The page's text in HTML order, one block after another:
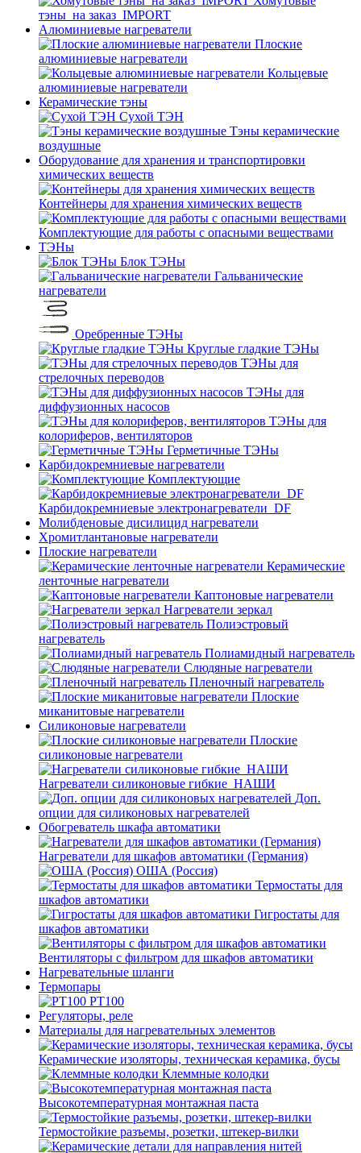
тэны_на заказ_IMPORT
Алюминиевые нагреватели
Плоские
алюминиевые нагреватели
Кольцевые
алюминиевые нагреватели
Керамические тэны
Сухой ТЭН
Тэны керамические
воздушные
Оборудование для хранения и транспортировки
химических веществ
Контейнеры для хранения химических веществ
Комплектующие для работы с опасными веществами
ТЭНы
Блок ТЭНы
Гальванические
нагреватели
Оребренные ТЭНы
Круглые гладкие ТЭНы
ТЭНы для
стрелочных переводов
ТЭНы для
диффузионных насосов
ТЭНы для
колориферов, вентиляторов
Герметичные ТЭНы
Карбидокремниевые нагреватели
Комплектующие
Карбидокремниевые электронагреватели_DF
Молибденовые дисилицид нагреватели
Хромитлантановые нагреватели
Плоские нагреватели
Керамические
ленточные нагреватели
Каптоновые нагреватели
Нагреватели зеркал
Полиэстровый
нагреватель
Полиамидный нагреватель
Слюдяные нагреватели
Пленочный нагреватель
Плоские
миканитовые нагреватели
Силиконовые нагреватели
Плоские
силиконовые нагреватели
Нагреватели силиконовые гибкие_НАШИ
Доп.
опции для силиконовых нагревателей
Обогреватель шкафа автоматики
Нагреватели для шкафов автоматики (Германия)
ОША (Россия)
Термостаты для
шкафов автоматики
Гигростаты для
шкафов автоматики
Вентиляторы с фильтром для шкафов автоматики
Нагревательные шланги
Термопары
PT100
Регуляторы, реле
Материалы для нагревательных элементов
Керамические изоляторы, техническая керамика, бусы
Клеммные колодки
Высокотемпературная монтажная паста
Термостойкие разъемы, розетки, штекер-вилки